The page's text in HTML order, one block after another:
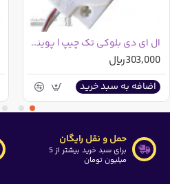
3030
توان مصرفی
طول 45mm
عرض
ال ای دی بلوکی تک چیپ | پوینت لنزدار صورتی
303,000ریال
اضافه به سبد خرید
حمل و نقل رایگان
برای سبد خرید بیشتر از 5
میلیون تومان